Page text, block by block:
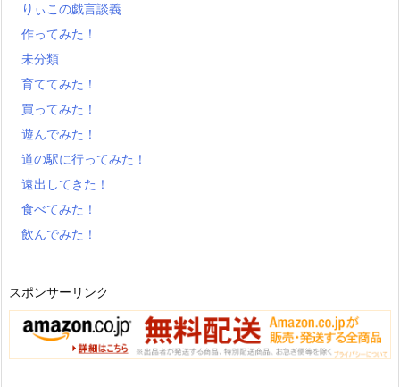
りぃこの戯言談義
作ってみた！
未分類
育ててみた！
買ってみた！
遊んでみた！
道の駅に行ってみた！
遠出してきた！
食べてみた！
飲んでみた！
スポンサーリンク